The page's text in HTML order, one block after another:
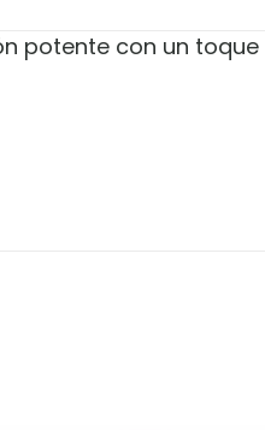
potente con un toque